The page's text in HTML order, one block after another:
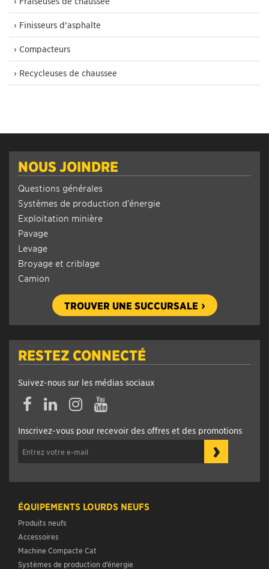
› Finisseurs d’asphalte
› Compacteurs
› Recycleuses de chaussee
NOUS JOINDRE
Questions générales
Systèmes de production d’énergie
Exploitation minière
Pavage
Levage
Broyage et criblage
Camion
TROUVER UNE SUCCURSALE
RESTEZ CONNECTÉ
Suivez-nous sur les médias sociaux
FacebookLinkedinInstagramYouTube
Inscrivez-vous pour recevoir des offres et des promotions
›
ÉQUIPEMENTS LOURDS NEUFS
Produits neufs
Accessoires
Machine Compacte Cat
Systèmes de production d’énergie